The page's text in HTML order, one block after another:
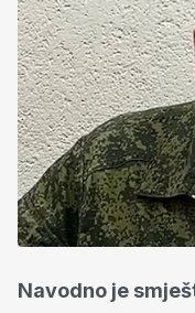
Navodno je